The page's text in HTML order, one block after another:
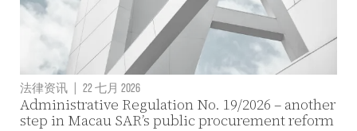
法律资讯 | 22 七月 2026
Administrative Regulation No. 19/2026 – another
step in Macau SAR’s public procurement reform